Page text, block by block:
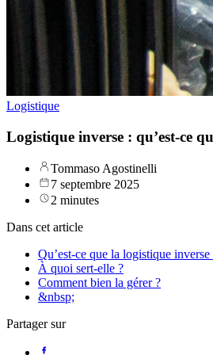
Logistique
Logistique inverse : qu’est-ce
Tommaso Agostinelli
7 septembre 2025
2 minutes
Dans cet article
Qu’est-ce que la logistique inverse
À quoi sert-elle ?
Comment bien la gérer ?
&nbsp;
Partager sur